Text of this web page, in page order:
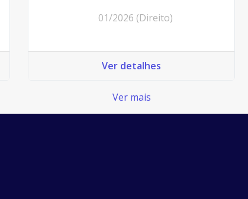
01/2026 (Direito)
Ver detalhes
Ver mais